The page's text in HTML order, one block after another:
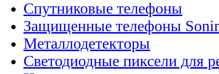
Спутниковые телефоны
Защищенные телефоны
Металлодетекторы
Светодиодные пиксели для